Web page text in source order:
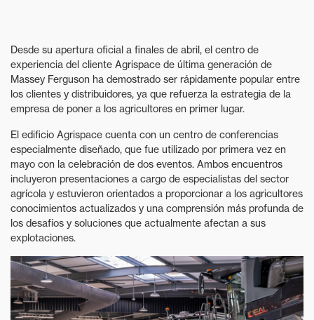
Desde su apertura oficial a finales de abril, el centro de
experiencia del cliente Agrispace de última generación de
Massey Ferguson ha demostrado ser rápidamente popular entre
los clientes y distribuidores, ya que refuerza la estrategia de la
empresa de poner a los agricultores en primer lugar.
El edificio Agrispace cuenta con un centro de conferencias
especialmente diseñado, que fue utilizado por primera vez en
mayo con la celebración de dos eventos. Ambos encuentros
incluyeron presentaciones a cargo de especialistas del sector
agrícola y estuvieron orientados a proporcionar a los agricultores
conocimientos actualizados y una comprensión más profunda de
los desafíos y soluciones que actualmente afectan a sus
explotaciones.